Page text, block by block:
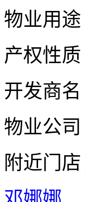
物业用途
产权性质
开发商名
物业公司
附近门店